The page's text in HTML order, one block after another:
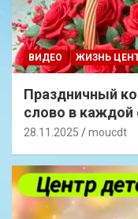
ВИДЕО ЖИЗНЬ
Праздничный
слово в каждой
28.11.2025 moucdt